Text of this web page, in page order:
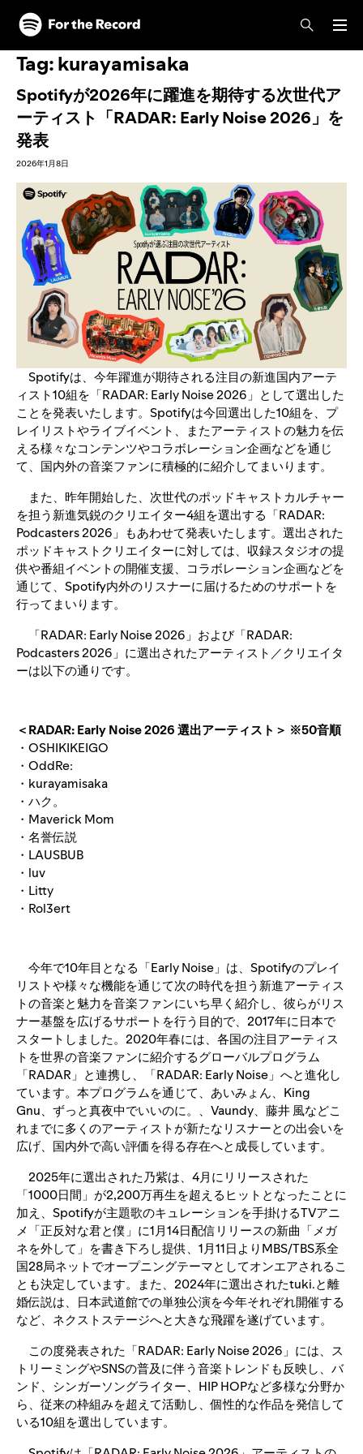
Tag:kurayamisaka
Spotifyが2026年に躍進を期待する次世代ア
ーティスト「RADAR: Early Noise 2026」を
発表
2026年1月8日
Spotifyは、今年躍進が期待される注目の新進国内アーテ
ィスト10組を「RADAR: Early Noise 2026」として選出した
ことを発表いたします。Spotifyは今回選出した10組を、プ
レイリストやライブイベント、またアーティストの魅力を伝
える様々なコンテンツやコラボレーション企画などを通じ
て、国内外の音楽ファンに積極的に紹介してまいります。
また、昨年開始した、次世代のポッドキャストカルチャー
を担う新進気鋭のクリエイター4組を選出する「RADAR:
Podcasters 2026」もあわせて発表いたします。選出された
ポッドキャストクリエイターに対しては、収録スタジオの提
供や番組イベントの開催支援、コラボレーション企画などを
通じて、Spotify内外のリスナーに届けるためのサポートを
行ってまいります。
「RADAR: Early Noise 2026」および「RADAR:
Podcasters 2026」に選出されたアーティスト／クリエイタ
ーは以下の通りです。
＜RADAR: Early Noise 2026 選出アーティスト＞ ※50音順
・OSHIKIKEIGO
・OddRe:
・kurayamisaka
・ハク。
・Maverick Mom
・名誉伝説
・LAUSBUB
・luv
・Litty
・Rol3ert
今年で10年目となる「Early Noise」は、Spotifyのプレイ
リストや様々な機能を通じて次の時代を担う新進アーティス
トの音楽と魅力を音楽ファンにいち早く紹介し、彼らがリス
ナー基盤を広げるサポートを行う目的で、2017年に日本で
スタートしました。2020年春には、各国の注目アーティス
トを世界の音楽ファンに紹介するグローバルプログラム
「RADAR」と連携し、「RADAR: Early Noise」へと進化し
ています。本プログラムを通じて、あいみょん、King
Gnu、ずっと真夜中でいいのに。、Vaundy、藤井 風などこ
れまでに多くのアーティストが新たなリスナーとの出会いを
広げ、国内外で高い評価を得る存在へと成長しています。
2025年に選出された乃紫は、4月にリリースされた
「1000日間」が2,200万再生を超えるヒットとなったことに
加え、Spotifyが主題歌のキュレーションを手掛けるTVアニ
メ「正反対な君と僕」に1月14日配信リリースの新曲「メガ
ネを外して」を書き下ろし提供、1月11日よりMBS/TBS系全
国28局ネットでオープニングテーマとしてオンエアされるこ
とも決定しています。また、2024年に選出されたtuki.と離
婚伝説は、日本武道館での単独公演を今年それぞれ開催する
など、ネクストステージへと大きな飛躍を遂げています。
この度発表された「RADAR: Early Noise 2026」には、ス
トリーミングやSNSの普及に伴う音楽トレンドも反映し、バ
ンド、シンガーソングライター、HIP HOPなど多様な分野か
ら、従来の枠組みを超えて活動し、個性的な作品を発信して
いる10組を選出しています。